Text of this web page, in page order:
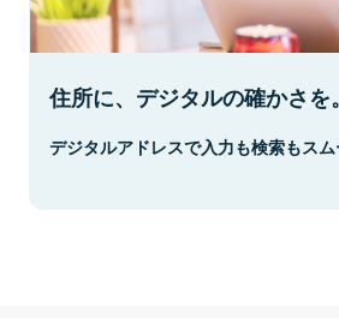
住所に、デジタルの確かさを。
デジタルアドレスで入力も検索もスム